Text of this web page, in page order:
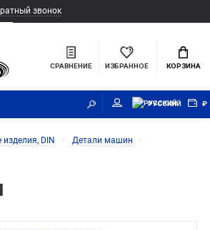
звонок
СРАВНЕНИЕ ИЗБРАННОЕ КОРЗИНА
РУССКИЙ ₽
DIN
Детали машин